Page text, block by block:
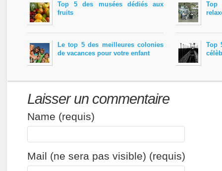
Top 5 des musées dédiés aux
fruits
Le top 5 des meilleures colonies
de vacances pour votre enfant
Top
Laisser un commentaire
Name (requis)
Mail (ne sera pas visible) (requis)